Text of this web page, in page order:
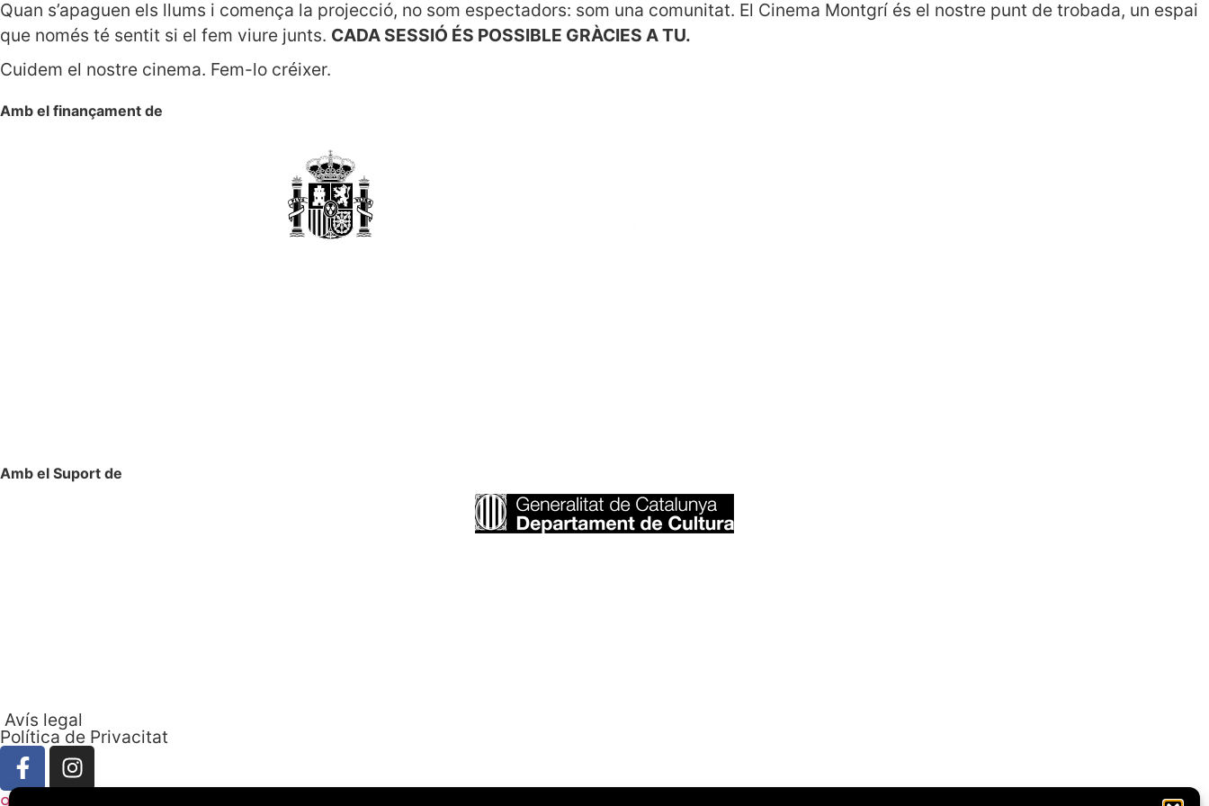
Quan s’apaguen els llums i comença la projecció, no som espectadors: som una comunitat. El Cinema Montgrí és el nostre punt de trobada, un espai
que només té sentit si el fem viure junts. CADA SESSIÓ ÉS POSSIBLE GRÀCIES A TU.
Cuidem el nostre cinema. Fem-lo créixer.
Amb el finançament de
Amb el Suport de
Avís legal
Política de Privacitat